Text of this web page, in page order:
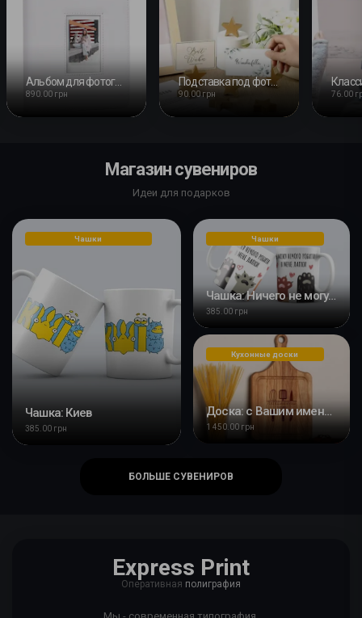
Альбом для фотографий Instax Mini Fuji на 288 кадров
890.00 грн
Подставка под фото звезда 50х50х15мм
90.00 грн 76.00
Магазин сувениров
Идеи для подарков
Чашки
Чашка: Киев
385.00 грн
Чашки
Чашка: Ничего не могу делать у меня лапки
385.00 грн
Кухонные доски
Доска: с Вашим именем Хозяйка кухни из дуба
1 450.00 грн
БОЛЬШЕ СУВЕНИРОВ
Express Print
Оперативная полиграфия